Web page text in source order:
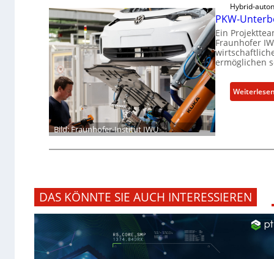
Bild: Fraunhofer-Institut IWU
Hybrid-
PKW-
Ein
Fraunhofer
ermöglichen
DAS KÖNNTE SIE AUCH INTERESSIEREN